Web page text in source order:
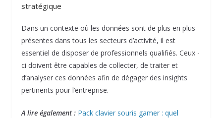
stratégique
Dans un contexte où les données sont de plus en plus
présentes dans tous les secteurs d’activité, il est
essentiel de disposer de professionnels qualifiés. Ceux -
ci doivent être capables de collecter, de traiter et
d’analyser ces données afin de dégager des insights
pertinents pour l’entreprise.
A lire également : Pack clavier souris gamer : quel